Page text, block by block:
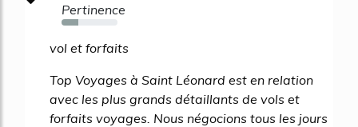
Pertinence
30%
vol et forfaits
Top Voyages à Saint Léonard est en relation
avec les plus grands détaillants de vols et
forfaits voyages. Nous négocions tous les jours